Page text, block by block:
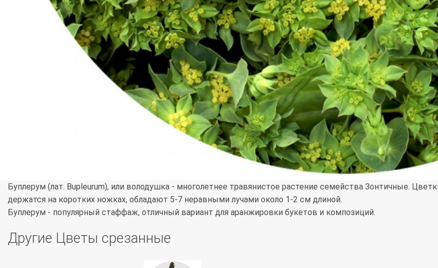
Буплерум (лат. Bupleurum), или володушка - многолетнее травянистое растение семейства Зонтичные.
держатся на коротких ножках, обладают 5-7 неравными лучами около 1-2 см длиной.
Буплерум - популярный стаффаж, отличный вариант для аранжировки букетов и композиций.
Другие Цветы срезанные